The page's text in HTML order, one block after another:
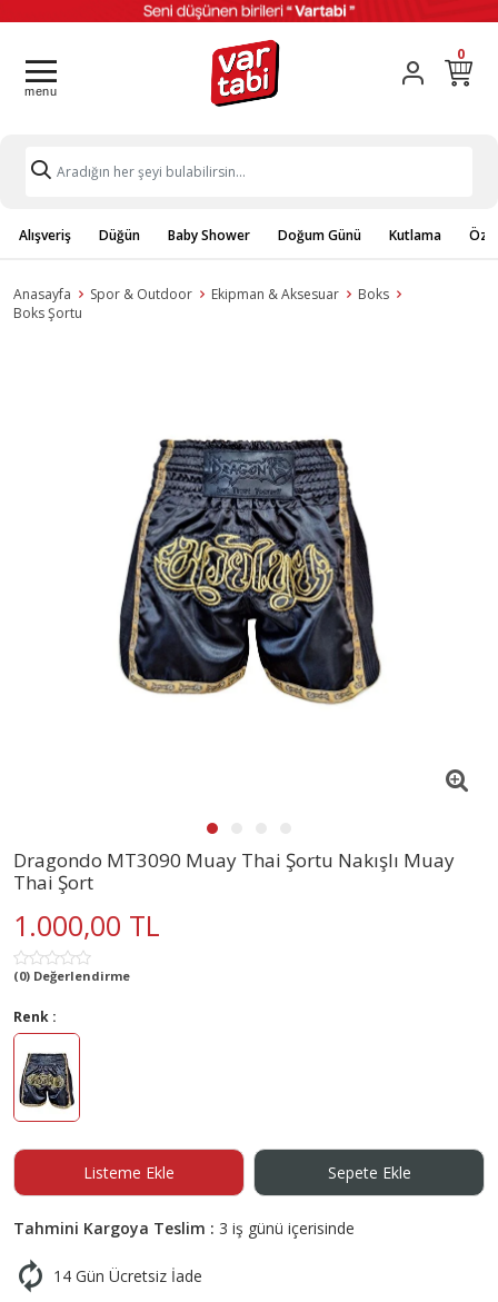
0
Alışveriş Düğün Baby Shower Doğum Günü Kutlama
Anasayfa Spor & Outdoor Ekipman & Aksesuar
Boks
Boks Şortu
Dragondo MT3090 Muay Thai Şortu Nakışlı Muay
Thai Şort
1.000,00 TL
(0) Değerlendirme
Renk :
Listeme Ekle Sepete Ekle
Tahmini Kargoya Teslim : 3 iş günü içerisinde
14 Gün Ücretsiz İade